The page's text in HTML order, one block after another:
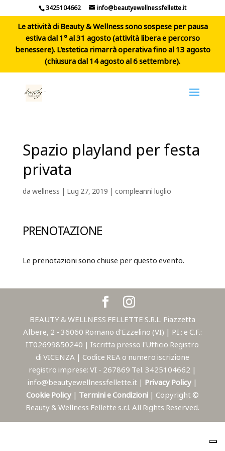
3425104662 info@beautyewellnessfellette.it
Le attività di Beauty & Wellness sono sospese per pausa
estiva dal 1° al 31 agosto (attività libera e percorso
benessere). L'estetica rimarrà operativa fino al 13 agosto
(chiusura dal 14 agosto al 6 settembre).
Spazio playland per festa
privata
dawellness | Lug 27, 2019 | compleanni luglio
PRENOTAZIONE
Le prenotazioni sono chiuse per questo evento.
BEAUTY & WELLNESS FELLETTE S.R.L. Piazzetta
Albere, 2 - 36060 Romano d'Ezzelino (VI) | P.I.: e C.F.:
IT02699850240 | Iscritta presso l'Ufficio Registro
di VICENZA | Codice REA o numero iscrizione
registro imprese: VI - 267869 Tel. 3425104662 |
info@beautyewellnessfellette.it | Privacy Policy |
Cookie Policy | Termini e Condizioni | Copyright ©
Beauty & Wellness Fellette s.r.l. All Rights Reserved.